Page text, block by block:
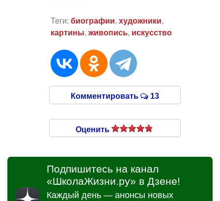
Теги: биографии, художники,
картины, живопись, искусство
Комментировать 13
Оценить
Подпишитесь на канал
«ШколаЖизни.ру» в Дзене!
Каждый день — анонсы новых